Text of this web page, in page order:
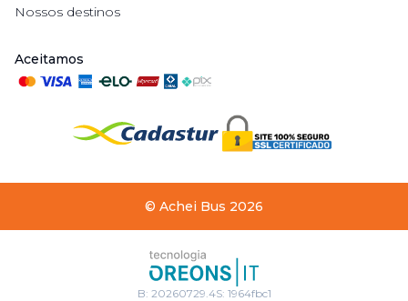
Nossos destinos
Aceitamos
© Achei Bus 2026
B: 20260729.4S: 1964fbc1